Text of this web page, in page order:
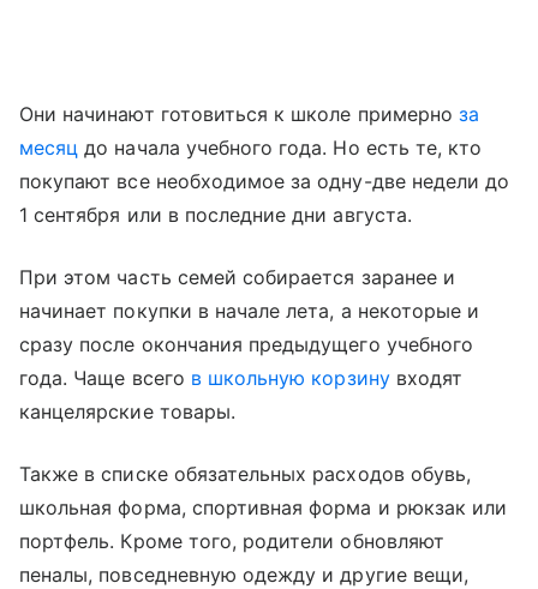
Они начинают готовиться к школе примерно за
месяц до начала учебного года. Но есть те, кто
покупают все необходимое за одну-две недели до
1 сентября или в последние дни августа.
При этом часть семей собирается заранее и
начинает покупки в начале лета, а некоторые и
сразу после окончания предыдущего учебного
года. Чаще всего в школьную корзинувходят
канцелярские товары.
Также в списке обязательных расходов обувь,
школьная форма, спортивная форма и рюкзак или
портфель. Кроме того, родители обновляют
пеналы, повседневную одежду и другие вещи,